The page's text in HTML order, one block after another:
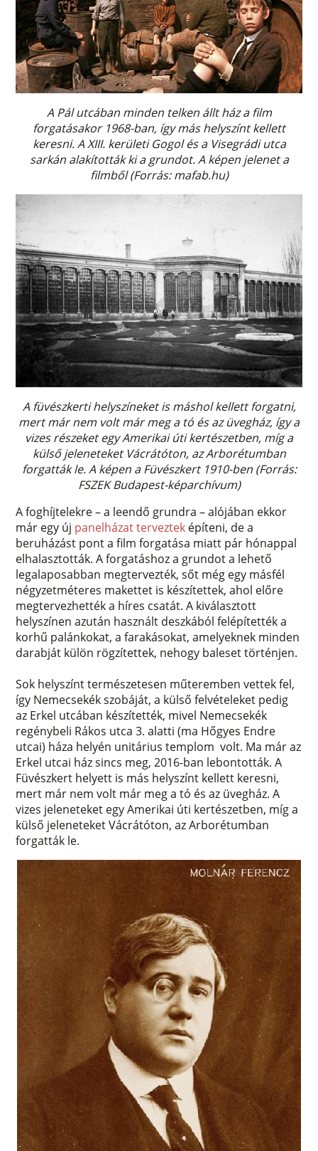
A Pál utcában minden telken állt ház a film
forgatásakor 1968-ban, így más helyszínt kellett
keresni. A XIII. kerületi Gogol és a Visegrádi utca
sarkán alakították ki a grundot. A képen jelenet a
filmből (Forrás: mafab.hu)
A füvészkerti helyszíneket is máshol kellett forgatni,
mert már nem volt már meg a tó és az üvegház, így a
vizes részeket egy Amerikai úti kertészetben, míg a
külső jeleneteket Vácrátóton, az Arborétumban
forgatták le. A képen a Füvészkert 1910-ben (Forrás:
FSZEK Budapest-képarchívum)
A foghíjtelekre – a leendő grundra – alójában ekkor
már egy új panelházat terveztek építeni, de a
beruházást pont a film forgatása miatt pár hónappal
elhalasztották. A forgatáshoz a grundot a lehető
legalaposabban megtervezték, sőt még egy másfél
négyzetméteres makettet is készítettek, ahol előre
megtervezhették a híres csatát. A kiválasztott
helyszínen azután használt deszkából felépítették a
korhű palánkokat, a farakásokat, amelyeknek minden
darabját külön rögzítettek, nehogy baleset történjen.
Sok helyszínt természetesen műteremben vettek fel,
így Nemecsekék szobáját, a külső felvételeket pedig
az Erkel utcában készítették, mivel Nemecsekék
regénybeli Rákos utca 3. alatti (ma Hőgyes Endre
utcai) háza helyén unitárius templom volt. Ma már az
Erkel utcai ház sincs meg, 2016-ban lebontották. A
Füvészkert helyett is más helyszínt kellett keresni,
mert már nem volt már meg a tó és az üvegház. A
vizes jeleneteket egy Amerikai úti kertészetben, míg a
külső jeleneteket Vácrátóton, az Arborétumban
forgatták le.